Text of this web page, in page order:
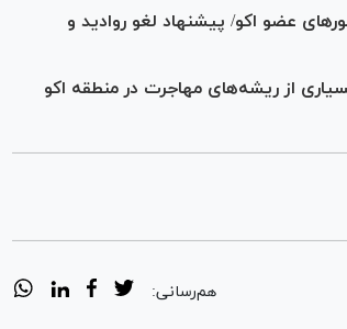
عضو اکو/ پیشنهاد لغو روادید و
از ریشه‌های مهاجرت در منطقه اکو
هم‌رسانی: